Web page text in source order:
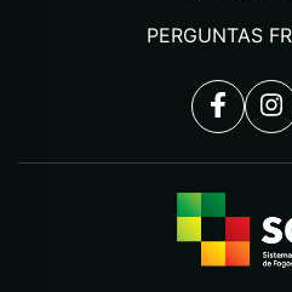
PERGUNTAS